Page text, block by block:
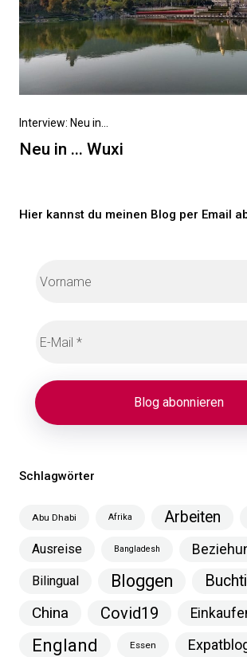
Nächster
Beitrag
Interview: Neu in...
Neu in ... Wuxi
Hier kannst du meinen Blog per Email
Schlagwörter
Abu Dhabi Afrika Arbeiten
Ausreise Bangladesh
Bilingual Bloggen
China
Covid19
England Essen